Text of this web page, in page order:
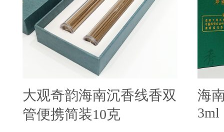
大观奇韵海南沉香线香双
管便携简装10克
海
3ml